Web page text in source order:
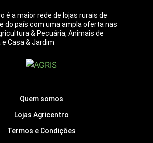
é a maior rede de lojas rurais de
do país com uma ampla oferta nas
& Pecuária, Animais de
e Casa & Jardim
Quem somos
Lojas Agricentro
Termos e Condições